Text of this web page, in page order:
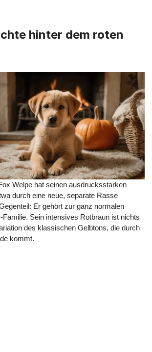
hinter dem roten
Welpe hat seinen ausdrucksstarken
durch eine neue, separate Rasse
Er gehört zur ganz normalen
Familie. Sein intensives Rotbraun ist nichts
des klassischen Gelbtons, die durch
kommt.